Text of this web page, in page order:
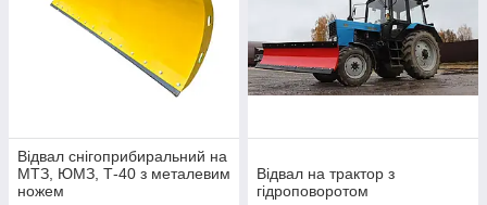
Відвал снігоприбиральний на
МТЗ, ЮМЗ, Т-40 з металевим
ножем
Відвал на трактор з
гідроповоротом